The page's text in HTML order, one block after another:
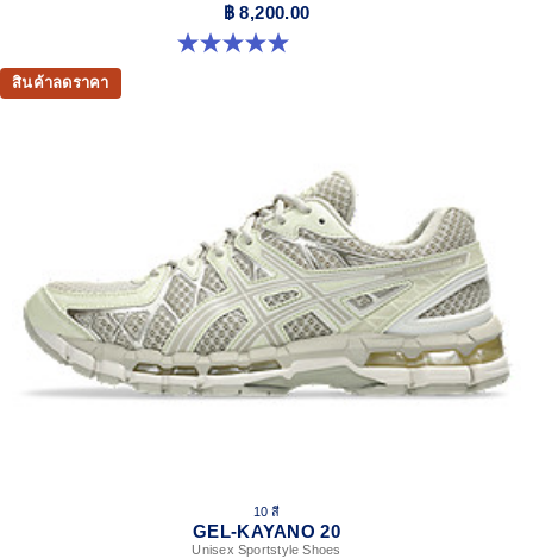
฿ 8,200.00
5.0 จาก 5 ดาว 3 รีวิว
สินค้าลดราคา
10 สี
GEL-KAYANO 20
Unisex Sportstyle Shoes